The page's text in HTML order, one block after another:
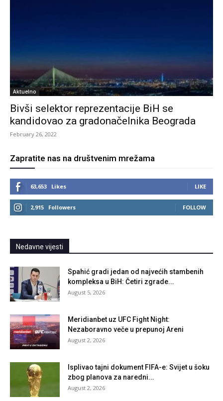
Aktuelno
Bivši selektor reprezentacije BiH se
kandidovao za gradonačelnika Beograda
February 26, 2022
Zapratite nas na društvenim mrežama
63,653 Likes LIKE
2,915 Followers FOLLOW
Nedavne vijesti
Spahić gradi jedan od najvećih stambenih
kompleksa u BiH: Četiri zgrade...
August 5, 2026
Meridianbet uz UFC Fight Night:
Nezaboravno veče u prepunoj Areni
August 2, 2026
Isplivao tajni dokument FIFA-e: Svijet u šoku
zbog planova za naredni...
August 2, 2026